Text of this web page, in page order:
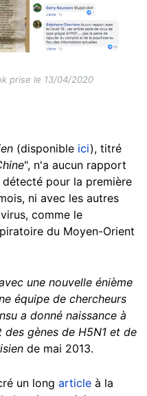
prise le 13/04/2020
(disponible ici), titré
", n'a aucun rapport
pour la première
ni avec les autres
comme le
du Moyen-Orient
une nouvelle énième
équipe de chercheurs
a donné naissance à
des gènes de H5N1 et de
de mai 2013.
un long article à la